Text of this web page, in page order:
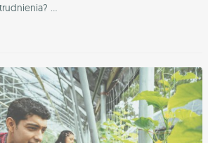
...